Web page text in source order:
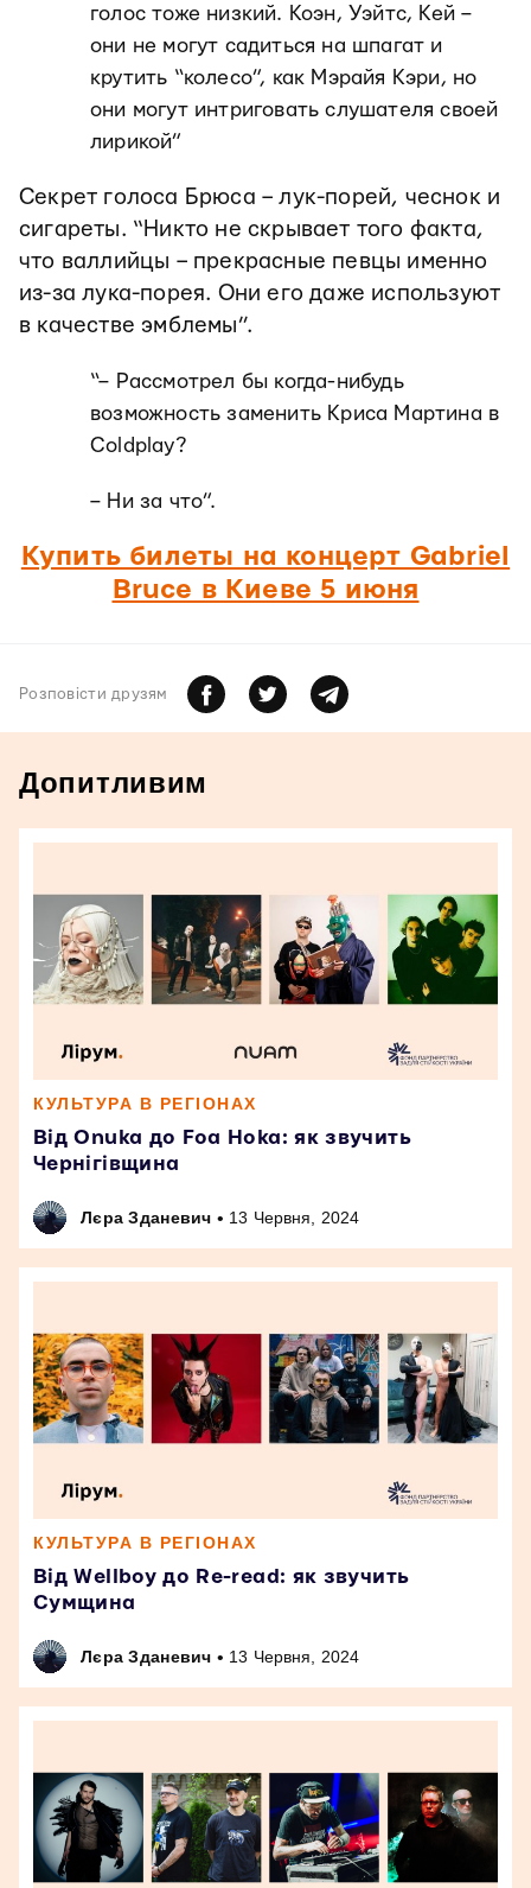
голос тоже низкий. Коэн, Уэйтс, Кей –
они не могут садиться на шпагат и
крутить “колесо”, как Мэрайя Кэри, но
они могут интриговать слушателя своей
лирикой”
Секрет голоса Брюса – лук-порей, чеснок и
сигареты. “Никто не скрывает того факта,
что валлийцы – прекрасные певцы именно
из-за лука-порея. Они его даже используют
в качестве эмблемы”.
“– Рассмотрел бы когда-нибудь
возможность заменить Криса Мартина в
Coldplay?
– Ни за что”.
Купить билеты на концерт Gabriel
Bruce в Киеве 5 июня
Розповiсти друзям
Допитливим
КУЛЬТУРА В РЕГІОНАХ
Від Onuka до Foa Hoka: як звучить
Чернігівщина
Лєра Зданевич • 13 Червня, 2024
КУЛЬТУРА В РЕГІОНАХ
Від Wellboy до Re-read: як звучить
Сумщина
Лєра Зданевич • 13 Червня, 2024